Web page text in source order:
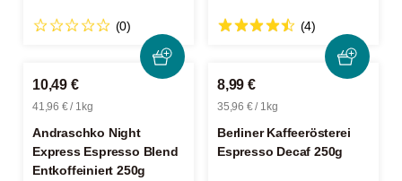
(0) (4)
10,49 €
41,96 € / 1kg
Andraschko Night
Express Espresso Blend
Entkoffeiniert 250g
8,99 €
35,96 € / 1kg
Berliner Kaffeerösterei
Espresso Decaf 250g